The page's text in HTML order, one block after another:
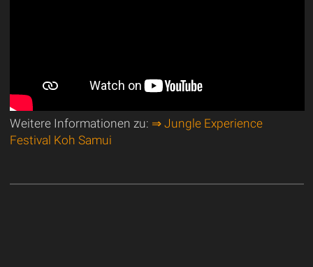
Weitere Informationen zu: ⇒ Jungle Experience
Festival Koh Samui